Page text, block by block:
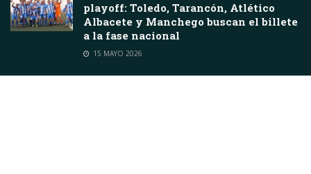
playoff: Toledo, Tarancón, Atlético
Albacete y Manchego buscan el billete
a la fase nacional
15 MAYO 2026